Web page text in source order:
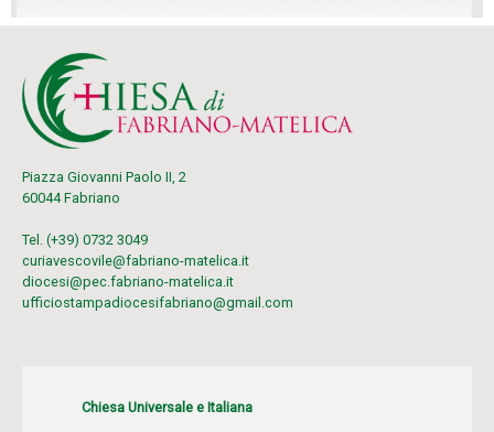
Piazza Giovanni Paolo II, 2
60044 Fabriano
Tel. (+39) 0732 3049
curiavescovile@fabriano-matelica.it
diocesi@pec.fabriano-matelica.it
ufficiostampadiocesifabriano@gmail.com
Chiesa Universale e Italiana